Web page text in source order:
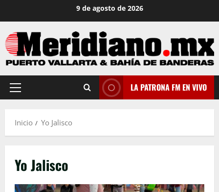
contenido
9 de agosto de 2026
Menú
LA PATRONA FM EN VIVO
Inicio Yo Jalisco
Yo Jalisco